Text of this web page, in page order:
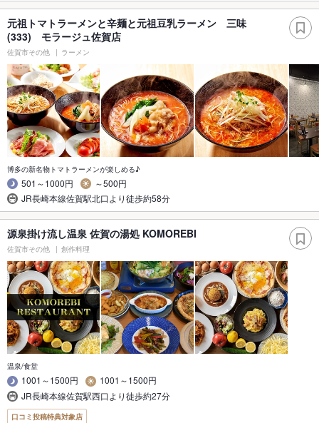
元祖トマトラーメンと辛麺と元祖豆乳ラーメン 三味
(333) モラージュ佐賀店
佐賀市その他 ラーメン
博多の新名物トマトラーメンが楽しめる♪
501～1000円
～500円
JR長崎本線佐賀駅北口より徒歩約58分
源泉掛け流し温泉 佐賀の湯処 KOMOREBI
佐賀市その他 創作料理
温泉/食堂
1001～1500円
1001～1500円
JR長崎本線佐賀駅西口より徒歩約27分
口コミ投稿特典対象店